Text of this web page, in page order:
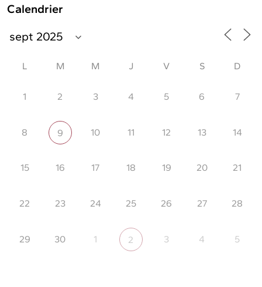
Calendrier
L M M J V S D
1 2 3 4 5 6 7
8 9 10 11 12 13 14
15 16 17 18 19 20 21
22 23 24 25 26 27 28
29 30 1 2 3 4 5